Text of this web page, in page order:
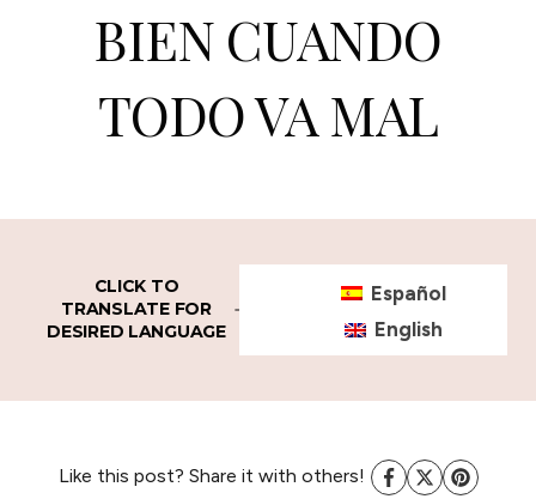
BIEN CUANDO
TODO VA MAL
CLICK TO
TRANSLATE FOR
DESIRED LANGUAGE
Español
English
Like this post? Share it with others!